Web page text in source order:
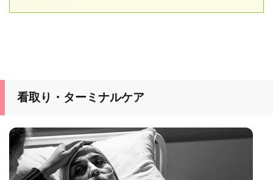
看取り・ターミナルケア